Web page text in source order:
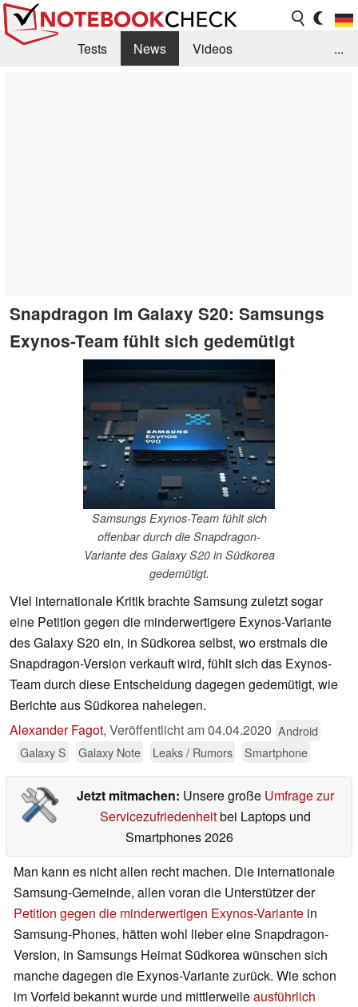
Tests News
Videos
...
Snapdragon im Galaxy S20: Samsungs
Exynos-Team fühlt sich gedemütigt
Samsungs Exynos-Team fühlt sich
offenbar durch die Snapdragon-
Variante des Galaxy S20 in Südkorea
gedemütigt.
Viel internationale Kritik brachte Samsung zuletzt sogar
eine Petition gegen die minderwertigere Exynos-Variante
des Galaxy S20 ein, in Südkorea selbst, wo erstmals die
Snapdragon-Version verkauft wird, fühlt sich das Exynos-
Team durch diese Entscheidung dagegen gedemütigt, wie
Berichte aus Südkorea nahelegen.
Alexander Fagot, Veröffentlicht am04.04.2020 Android
Galaxy S
Galaxy Note Leaks / Rumors Smartphone
Jetzt mitmachen: Unsere große Umfrage zur
Servicezufriedenheitbei Laptops und
Smartphones 2026
Man kann es nicht allen recht machen. Die internationale
Samsung-Gemeinde, allen voran die Unterstützer der
Petition gegen die minderwertigen Exynos-Variante in
Samsung-Phones, hätten wohl lieber eine Snapdragon-
Version, in Samsungs Heimat Südkorea wünschen sich
manche dagegen die Exynos-Variante zurück. Wie schon
im Vorfeld bekannt wurde und mittlerweileausführlich